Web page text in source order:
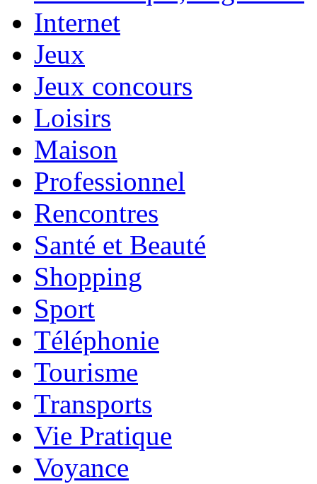
Internet
Jeux
Jeux concours
Loisirs
Maison
Professionnel
Rencontres
Santé et Beauté
Shopping
Sport
Téléphonie
Tourisme
Transports
Vie Pratique
Voyance